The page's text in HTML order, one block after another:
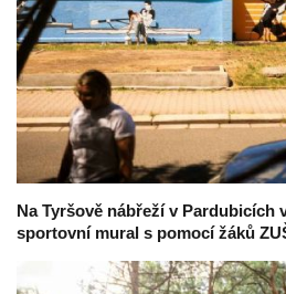
Na Tyršově nábřeží v Pardubicích
sportovní mural s pomocí žáků